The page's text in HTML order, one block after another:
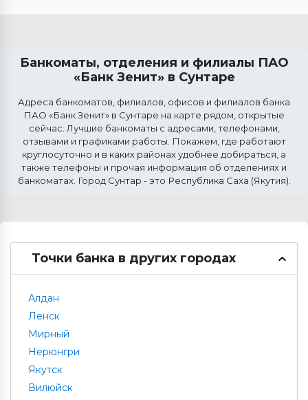
Банкоматы, отделения и филиалы ПАО
«Банк Зенит» в Сунтаре
Адреса банкоматов, филиалов, офисов и филиалов банка
ПАО «Банк Зенит» в Сунтаре на карте рядом, открытые
сейчас. Лучшие банкоматы с адресами, телефонами,
отзывами и графиками работы. Покажем, где работают
круглосуточно и в каких районах удобнее добираться, а
также телефоны и прочая информация об отделениях и
банкоматах. Город Сунтар - это Республика Саха (Якутия).
Точки банка в других городах
Алдан
Ленск
Мирный
Нерюнгри
Якутск
Вилюйск